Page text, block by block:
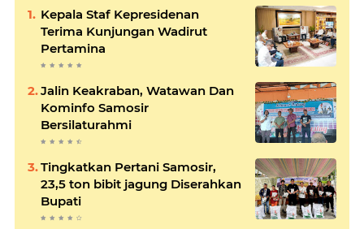
Kepala Staf Kepresidenan
Terima Kunjungan Wadirut
Pertamina
Jalin Keakraban, Watawan Dan
Kominfo Samosir
Bersilaturahmi
Tingkatkan Pertani Samosir,
23,5 ton bibit jagung Diserahkan
Bupati